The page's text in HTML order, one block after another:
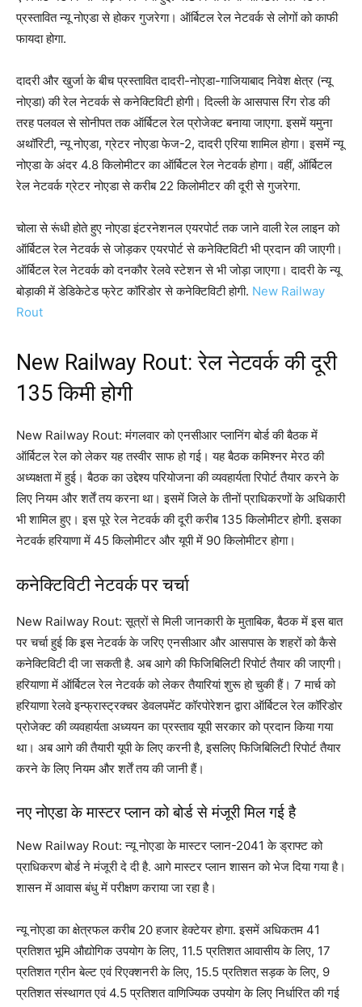
प्रस्तावित न्यू नोएडा से होकर गुजरेगा। ऑर्बिटल रेल नेटवर्क से लोगों को काफी
फायदा होगा.
दादरी और खुर्जा के बीच प्रस्तावित दादरी-नोएडा-गाजियाबाद निवेश क्षेत्र (न्यू
नोएडा) की रेल नेटवर्क से कनेक्टिविटी होगी। दिल्ली के आसपास रिंग रोड की
तरह पलवल से सोनीपत तक ऑर्बिटल रेल प्रोजेक्ट बनाया जाएगा. इसमें यमुना
अथॉरिटी, न्यू नोएडा, ग्रेटर नोएडा फेज-2, दादरी एरिया शामिल होगा। इसमें न्यू
नोएडा के अंदर 4.8 किलोमीटर का ऑर्बिटल रेल नेटवर्क होगा। वहीं, ऑर्बिटल
रेल नेटवर्क ग्रेटर नोएडा से करीब 22 किलोमीटर की दूरी से गुजरेगा.
चोला से रूंधी होते हुए नोएडा इंटरनेशनल एयरपोर्ट तक जाने वाली रेल लाइन को
ऑर्बिटल रेल नेटवर्क से जोड़कर एयरपोर्ट से कनेक्टिविटी भी प्रदान की जाएगी।
ऑर्बिटल रेल नेटवर्क को दनकौर रेलवे स्टेशन से भी जोड़ा जाएगा। दादरी के न्यू
बोड़ाकी में डेडिकेटेड फ्रेट कॉरिडोर से कनेक्टिविटी होगी. New Railway
Rout
New Railway Rout: रेल नेटवर्क की दूरी
135 किमी होगी
New Railway Rout: मंगलवार को एनसीआर प्लानिंग बोर्ड की बैठक में
ऑर्बिटल रेल को लेकर यह तस्वीर साफ हो गई। यह बैठक कमिश्नर मेरठ की
अध्यक्षता में हुई। बैठक का उद्देश्य परियोजना की व्यवहार्यता रिपोर्ट तैयार करने के
लिए नियम और शर्तें तय करना था। इसमें जिले के तीनों प्राधिकरणों के अधिकारी
भी शामिल हुए। इस पूरे रेल नेटवर्क की दूरी करीब 135 किलोमीटर होगी. इसका
नेटवर्क हरियाणा में 45 किलोमीटर और यूपी में 90 किलोमीटर होगा।
कनेक्टिविटी नेटवर्क पर चर्चा
New Railway Rout: सूत्रों से मिली जानकारी के मुताबिक, बैठक में इस बात
पर चर्चा हुई कि इस नेटवर्क के जरिए एनसीआर और आसपास के शहरों को कैसे
कनेक्टिविटी दी जा सकती है. अब आगे की फिजिबिलिटी रिपोर्ट तैयार की जाएगी।
हरियाणा में ऑर्बिटल रेल नेटवर्क को लेकर तैयारियां शुरू हो चुकी हैं। 7 मार्च को
हरियाणा रेलवे इन्फ्रास्ट्रक्चर डेवलपमेंट कॉरपोरेशन द्वारा ऑर्बिटल रेल कॉरिडोर
प्रोजेक्ट की व्यवहार्यता अध्ययन का प्रस्ताव यूपी सरकार को प्रदान किया गया
था। अब आगे की तैयारी यूपी के लिए करनी है, इसलिए फिजिबिलिटी रिपोर्ट तैयार
करने के लिए नियम और शर्तें तय की जानी हैं।
नए नोएडा के मास्टर प्लान को बोर्ड से मंजूरी मिल गई है
New Railway Rout: न्यू नोएडा के मास्टर प्लान-2041 के ड्राफ्ट को
प्राधिकरण बोर्ड ने मंजूरी दे दी है. आगे मास्टर प्लान शासन को भेज दिया गया है।
शासन में आवास बंधु में परीक्षण कराया जा रहा है।
न्यू नोएडा का क्षेत्रफल करीब 20 हजार हेक्टेयर होगा. इसमें अधिकतम 41
प्रतिशत भूमि औद्योगिक उपयोग के लिए, 11.5 प्रतिशत आवासीय के लिए, 17
प्रतिशत ग्रीन बेल्ट एवं रिएक्शनरी के लिए, 15.5 प्रतिशत सड़क के लिए, 9
प्रतिशत संस्थागत एवं 4.5 प्रतिशत वाणिज्यिक उपयोग के लिए निर्धारित की गई